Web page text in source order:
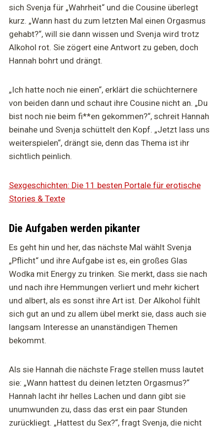
sich Svenja für „Wahrheit“ und die Cousine überlegt
kurz. „Wann hast du zum letzten Mal einen Orgasmus
gehabt?“, will sie dann wissen und Svenja wird trotz
Alkohol rot. Sie zögert eine Antwort zu geben, doch
Hannah bohrt und drängt.
„Ich hatte noch nie einen“, erklärt die schüchternere
von beiden dann und schaut ihre Cousine nicht an. „Du
bist noch nie beim fi**en gekommen?“, schreit Hannah
beinahe und Svenja schüttelt den Kopf. „Jetzt lass uns
weiterspielen“, drängt sie, denn das Thema ist ihr
sichtlich peinlich.
Sexgeschichten: Die 11 besten Portale für erotische
Stories & Texte
Die Aufgaben werden pikanter
Es geht hin und her, das nächste Mal wählt Svenja
„Pflicht“ und ihre Aufgabe ist es, ein großes Glas
Wodka mit Energy zu trinken. Sie merkt, dass sie nach
und nach ihre Hemmungen verliert und mehr kichert
und albert, als es sonst ihre Art ist. Der Alkohol fühlt
sich gut an und zu allem übel merkt sie, dass auch sie
langsam Interesse an unanständigen Themen
bekommt.
Als sie Hannah die nächste Frage stellen muss lautet
sie: „Wann hattest du deinen letzten Orgasmus?“
Hannah lacht ihr helles Lachen und dann gibt sie
unumwunden zu, dass das erst ein paar Stunden
zurückliegt. „Hattest du Sex?“, fragt Svenja, die nicht